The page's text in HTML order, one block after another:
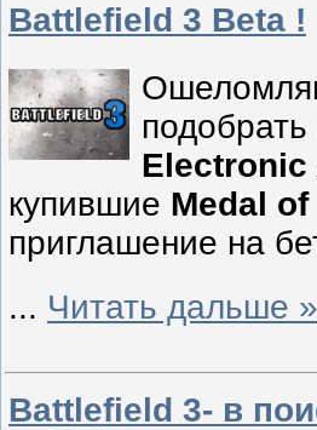
Battlefield 3 Beta !
Electronic
купившие Medal
приглашение на
... Читать дальше »
Battlefield 3- в